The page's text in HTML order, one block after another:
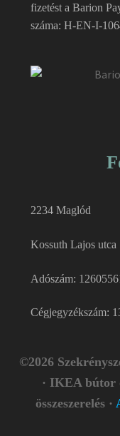
fizetést a Barion
száma: H-EN-I-
2234 Maglód
Kossuth Lajos utca
Adószám:
Cégjegyzékszám:
©2026
· IKEA bútor
összeszerelés ·